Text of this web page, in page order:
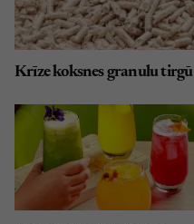
Krīze koksnes granulu tirgū